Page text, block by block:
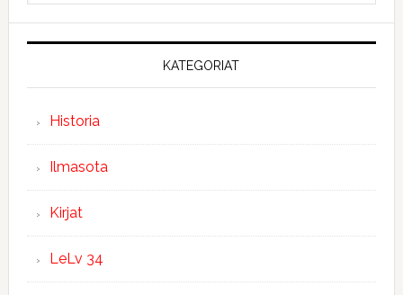
KATEGORIAT
Historia
Ilmasota
Kirjat
LeLv 34